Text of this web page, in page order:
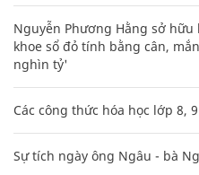
Nguyễn Phương Hằng sở
khoe sổ đỏ tính bằng cân,
nghìn tỷ'
Các công thức hóa học lớp 8,
Sự tích ngày ông Ngâu - bà